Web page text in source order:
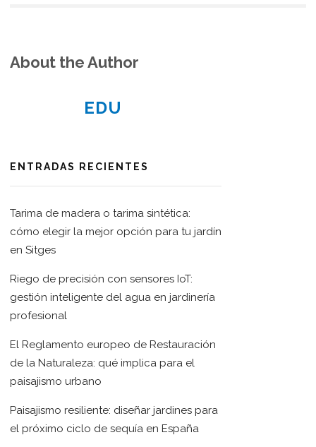
About the Author
EDU
ENTRADAS RECIENTES
Tarima de madera o tarima sintética:
cómo elegir la mejor opción para tu jardín
en Sitges
Riego de precisión con sensores IoT:
gestión inteligente del agua en jardinería
profesional
El Reglamento europeo de Restauración
de la Naturaleza: qué implica para el
paisajismo urbano
Paisajismo resiliente: diseñar jardines para
el próximo ciclo de sequía en España